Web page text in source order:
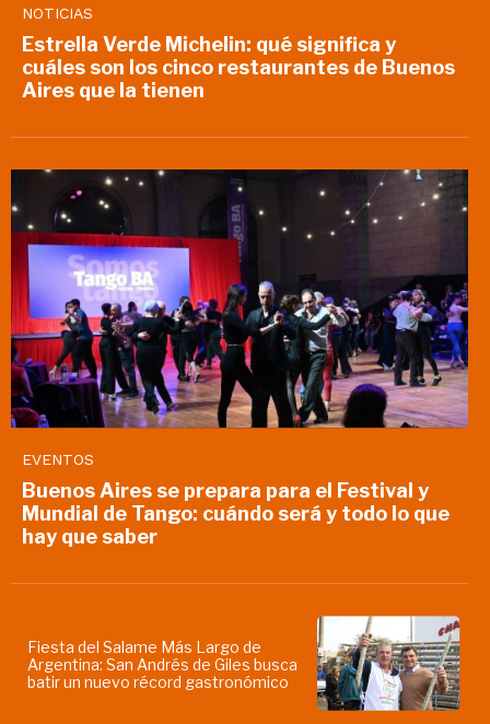
NOTICIAS
Estrella Verde Michelin: qué significa y
cuáles son los cinco restaurantes de Buenos
Aires que la tienen
EVENTOS
Buenos Aires se prepara para el Festival y
Mundial de Tango: cuándo será y todo lo que
hay que saber
Fiesta del Salame Más Largo de
Argentina: San Andrés de Giles busca
batir un nuevo récord gastronómico